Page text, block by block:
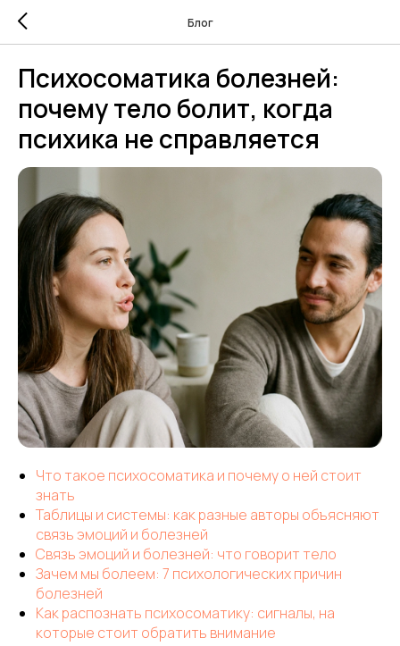
Блог
Психосоматика болезней:
почему тело болит, когда
психика не справляется
Что такое психосоматика и почему о ней стоит
знать
Таблицы и системы: как разные авторы объясняют
связь эмоций и болезней
Связь эмоций и болезней: что говорит тело
Зачем мы болеем: 7 психологических причин
болезней
Как распознать психосоматику: сигналы, на
которые стоит обратить внимание